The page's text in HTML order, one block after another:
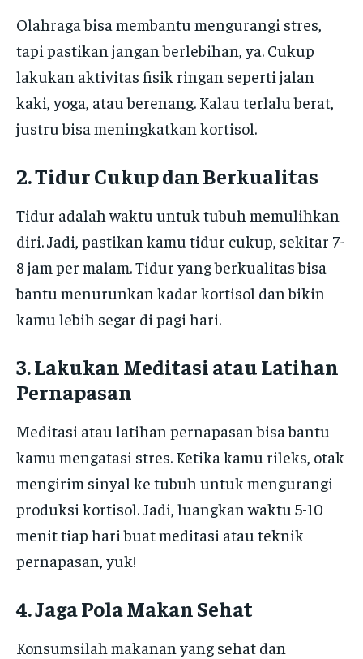
Olahraga bisa membantu mengurangi stres,
tapi pastikan jangan berlebihan, ya. Cukup
lakukan aktivitas fisik ringan seperti jalan
kaki, yoga, atau berenang. Kalau terlalu berat,
justru bisa meningkatkan kortisol.
2. Tidur Cukup dan Berkualitas
Tidur adalah waktu untuk tubuh memulihkan
diri. Jadi, pastikan kamu tidur cukup, sekitar 7-
8 jam per malam. Tidur yang berkualitas bisa
bantu menurunkan kadar kortisol dan bikin
kamu lebih segar di pagi hari.
3. Lakukan Meditasi atau Latihan
Pernapasan
Meditasi atau latihan pernapasan bisa bantu
kamu mengatasi stres. Ketika kamu rileks, otak
mengirim sinyal ke tubuh untuk mengurangi
produksi kortisol. Jadi, luangkan waktu 5-10
menit tiap hari buat meditasi atau teknik
pernapasan, yuk!
4. Jaga Pola Makan Sehat
Konsumsilah makanan yang sehat dan